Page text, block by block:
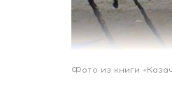
Фото из книги